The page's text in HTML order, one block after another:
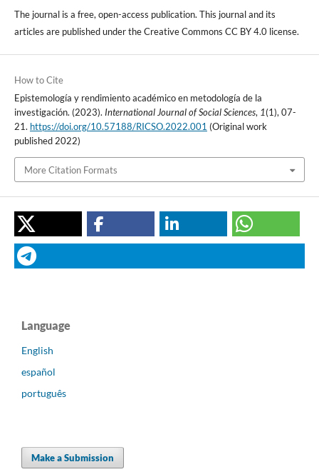
The journal is a free, open-access publication. This journal and its
articles are published under the Creative Commons CC BY 4.0 license.
How to Cite
Epistemología y rendimiento académico en metodología de la
investigación. (2023). International Journal of Social Sciences, 1(1), 07-
21. https://doi.org/10.57188/RICSO.2022.001 (Original work
published 2022)
More Citation Formats
Language
English
español
português
Make a Submission